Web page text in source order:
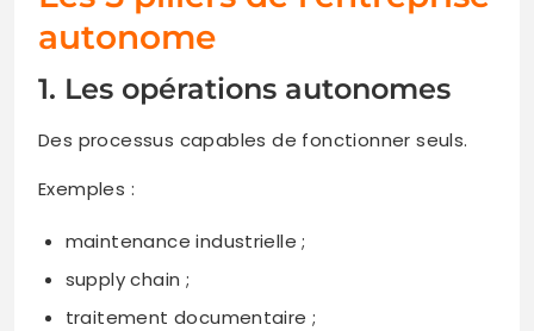
autonome
1. Les opérations autonomes
Des processus capables de fonctionner seuls.
Exemples :
maintenance industrielle ;
supply chain ;
traitement documentaire ;